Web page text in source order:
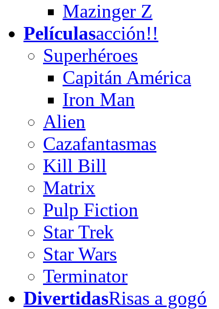
Mazinger Z
Películasacción!!
Superhéroes
Capitán América
Iron Man
Alien
Cazafantasmas
Kill Bill
Matrix
Pulp Fiction
Star Trek
Star Wars
Terminator
DivertidasRisas a gogó